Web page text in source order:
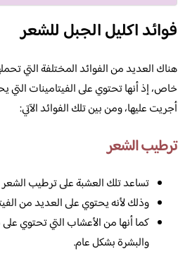
فوائد اكليل الجبل للشعر
هناك العديد من الفوائد المختلفة التي
خاص، إذ أنها تحتوي على الفيتامينات التي
أجريت عليها، ومن بين تلك الفوائد الآتي:
ترطيب الشعر
تساعد تلك العشبة على ترطيب
وذلك لأنه يحتوي على العديد من
كما أنها من الأعشاب التي تحتوي
والبشرة بشكل عام.